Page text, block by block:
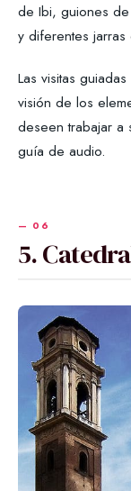
de Ibi, guiones
y diferentes
Las visitas
visión de los
deseen trabajar a
guía de audio.
5.